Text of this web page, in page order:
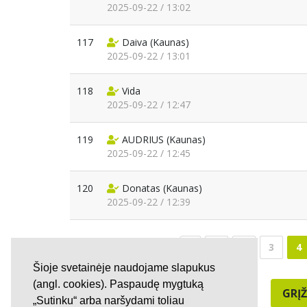
Šioje svetainėje naudojame slapukus
(angl. cookies). Paspaudę mygtuką
„Sutinku“ arba naršydami toliau
2025-09-22 / 13:02
117 Daiva (Kaunas)
2025-09-22 / 13:01
118
Vida
2025-09-22 / 12:47
119 AUDRIUS (Kaunas)
2025-09-22 / 12:45
120 Donatas (Kaunas)
2025-09-22 / 12:39
3 4